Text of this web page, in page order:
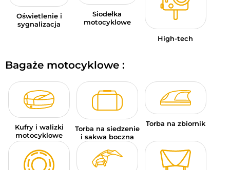
Oświetlenie i
sygnalizacja
Siodełka
motocyklowe
High-tech
Bagaże motocyklowe :
Kufry i walizki
motocyklowe
Torba na siedzenie
i sakwa boczna
Torba na zbiornik